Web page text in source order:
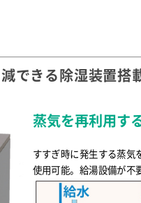
できる除湿装置搭
蒸気を再利用す
すすぎ時に発生する蒸気
使用可能。給湯設備が不